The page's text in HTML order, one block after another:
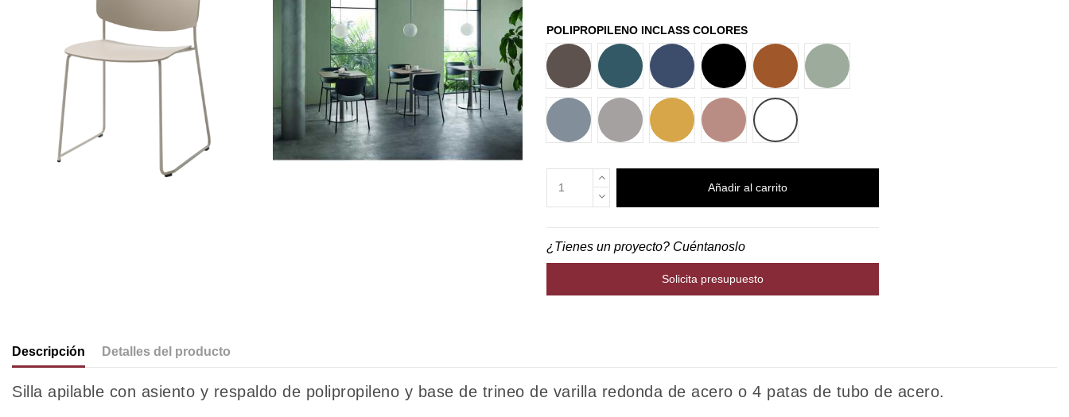
POLIPROPILENO INCLASS COLORES
M56
B40 B36 B00 M38 V16
B44 G42 Y62 P70 W01
Añadir al carrito
¿Tienes un proyecto? Cuéntanoslo
Solicita presupuesto
Descripción Detalles del producto
Silla apilable con asiento y respaldo de polipropileno y base de trineo de varilla redonda de acero o 4 patas de tubo de acero.